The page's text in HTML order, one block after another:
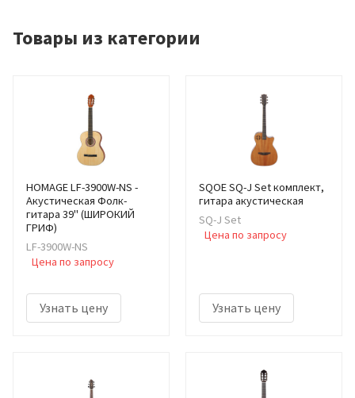
Товары из категории
HOMAGE LF-3900W-NS -
Акустическая Фолк-
гитара 39" (ШИРОКИЙ
ГРИФ)
LF-3900W-NS
Цена по запросу
Узнать цену
SQOE SQ-J Set комплект,
гитара акустическая
SQ-J Set
Цена по запросу
Узнать цену